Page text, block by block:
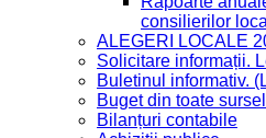
consilierilor
ALEGERI LOCALE
Solicitare informații.
Buletinul informativ.
Buget din toate
Bilanțuri contabile